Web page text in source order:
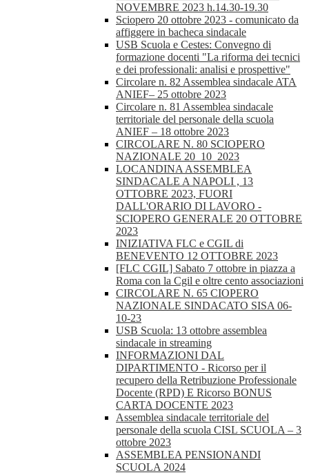
NOVEMBRE 2023 h.14.30-19.30
Sciopero 20 ottobre 2023 - comunicato da
affiggere in bacheca sindacale
USB Scuola e Cestes: Convegno di
formazione docenti "La riforma dei tecnici
e dei professionali: analisi e prospettive"
Circolare n. 82 Assemblea sindacale ATA
ANIEF– 25 ottobre 2023
Circolare n. 81 Assemblea sindacale
territoriale del personale della scuola
ANIEF – 18 ottobre 2023
CIRCOLARE N. 80 SCIOPERO
NAZIONALE 20_10_2023
LOCANDINA ASSEMBLEA
SINDACALE A NAPOLI , 13
OTTOBRE 2023, FUORI
DALL'ORARIO DI LAVORO -
SCIOPERO GENERALE 20 OTTOBRE
2023
INIZIATIVA FLC e CGIL di
BENEVENTO 12 OTTOBRE 2023
[FLC CGIL] Sabato 7 ottobre in piazza a
Roma con la Cgil e oltre cento associazioni
CIRCOLARE N. 65 CIOPERO
NAZIONALE SINDACATO SISA 06-
10-23
USB Scuola: 13 ottobre assemblea
sindacale in streaming
INFORMAZIONI DAL
DIPARTIMENTO - Ricorso per il
recupero della Retribuzione Professionale
Docente (RPD) E Ricorso BONUS
CARTA DOCENTE 2023
Assemblea sindacale territoriale del
personale della scuola CISL SCUOLA – 3
ottobre 2023
ASSEMBLEA PENSIONANDI
SCUOLA 2024